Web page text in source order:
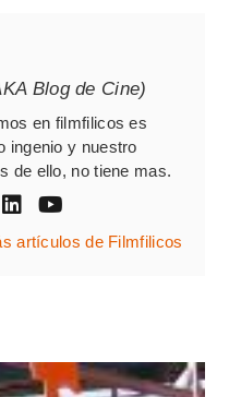
Blog de Cine)
en filmfilicos es
ingenio y nuestro
de ello, no tiene mas.
artículos de Filmfilicos